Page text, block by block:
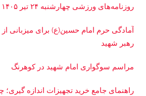
روزنامه‌های ورزشی چهارشنبه ۲۴ تیر ۱۴۰۵
آمادگی حرم امام حسین(ع) برای میزبانی از
رهبر شهید
مراسم سوگواری امام شهید در کوهرنگ
راهنمای جامع خرید تجهیزات اندازه گیری؛